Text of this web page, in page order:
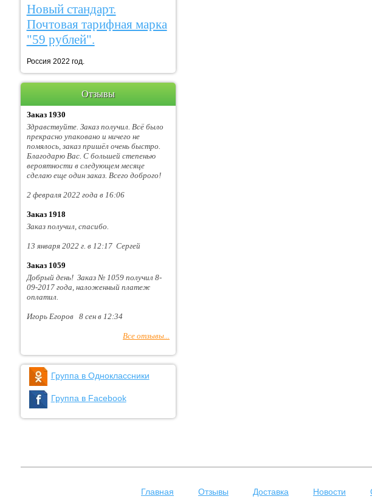
Новый стандарт.
Почтовая тарифная марка
"59 рублей".
Россия 2022 год.
Отзывы
Заказ 1930
Здравствуйте. Заказ получил. Всё было
прекрасно упаковано и ничего не
помялось, заказ пришёл очень быстро.
Благодарю Вас. С большей степенью
вероятности в следующем месяце
сделаю еще один заказ. Всего доброго!
2 февраля 2022 года в 16:06
Заказ 1918
Заказ получил, спасибо.
13 января 2022 г. в 12:17 Сергей
Заказ 1059
Добрый день! Заказ № 1059 получил 8-
09-2017 года, наложенный платеж
оплатил.
Игорь Егоров 8 сен в 12:34
Все отзывы...
Группа в Одноклассники
Группа в Facebook
Главная Отзывы Доставка Новости